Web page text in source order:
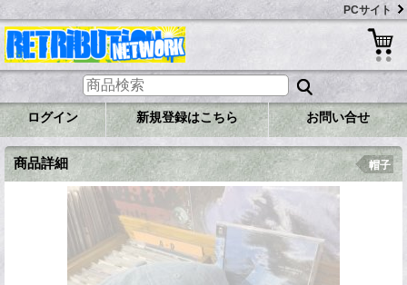
PCサイト
ログイン 新規登録はこちら お問い合せ
商品詳細 帽子